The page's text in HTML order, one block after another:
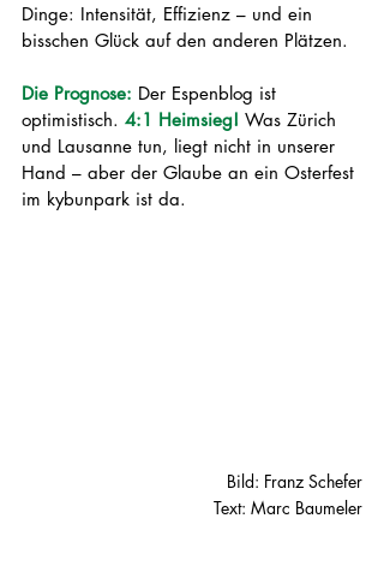
Dinge: Intensität, Effizienz – und ein
bisschen Glück auf den anderen Plätzen.
Die Prognose: Der Espenblog ist
optimistisch. 4:1 Heimsieg! Was Zürich
und Lausanne tun, liegt nicht in unserer
Hand – aber der Glaube an ein Osterfest
im kybunpark ist da.
Bild: Franz Schefer
Text: Marc Baumeler